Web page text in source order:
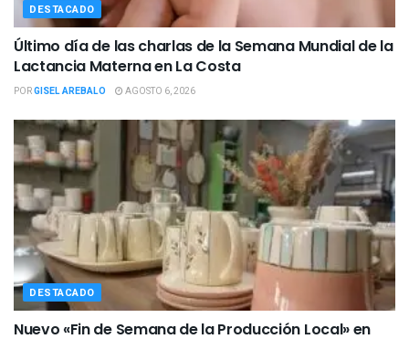
DESTACADO
Último día de las charlas de la Semana Mundial de la
Lactancia Materna en La Costa
PORGISEL AREBALO AGOSTO 6, 2026
DESTACADO
Nuevo «Fin de Semana de la Producción Local» en